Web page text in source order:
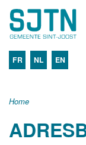
FR NL EN
Home